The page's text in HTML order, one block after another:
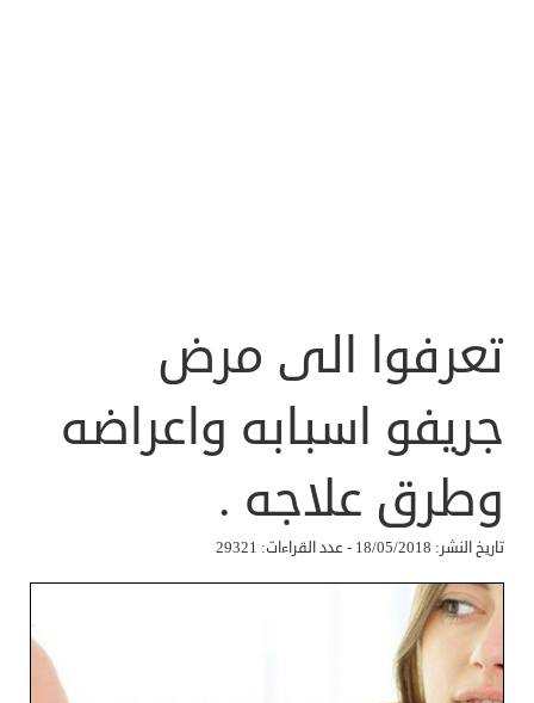
تعرفوا الى مرض
جريفو اسبابه واعراضه
وطرق علاجه .
تاريخ النشر: 18/05/2018 - عدد القراءات: 29321